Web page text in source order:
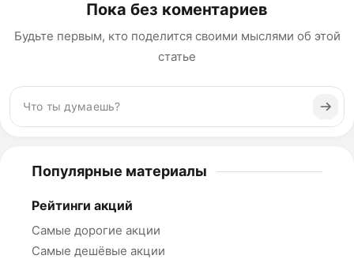
Пока без коментариев
Будьте первым, кто поделится своими мыслями об этой
статье
Популярные материалы
Рейтинги акций
Самые дорогие акции
Самые дешёвые акции